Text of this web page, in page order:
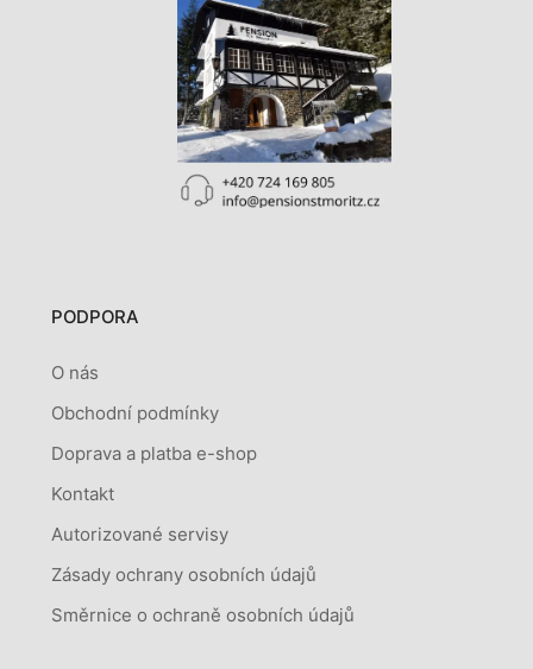
PODPORA
O nás
Obchodní podmínky
Doprava a platba e-shop
Kontakt
Autorizované servisy
Zásady ochrany osobních údajů
Směrnice o ochraně osobních údajů